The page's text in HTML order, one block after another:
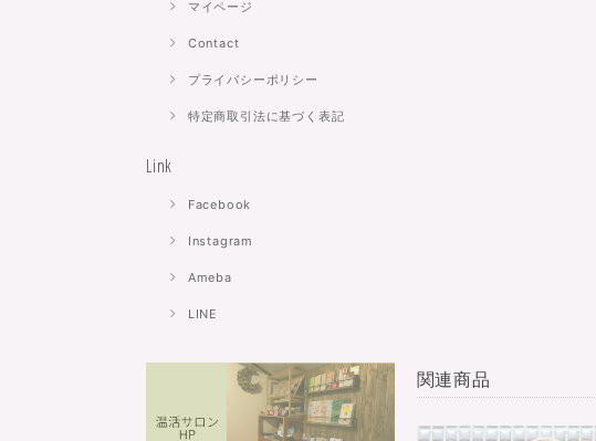
マイページ
Contact
プライバシーポリシー
特定商取引法に基づく表記
Link
Facebook
Instagram
Ameba
LINE
関連商品